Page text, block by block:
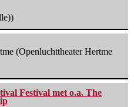
(Openluchttheater Hertme
Festival met o.a. The